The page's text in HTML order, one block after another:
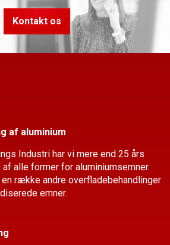
Kontakt os
af aluminium
Industri har vi mere end 25 års
alle former for aluminiumsemner.
række andre overflade­behandlinger
emner.